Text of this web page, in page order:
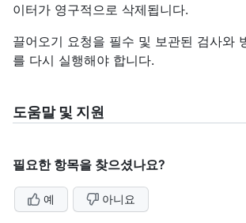
이터가 영구적으로 삭제됩니다.
끌어오기 요청을 필수 및 보관된 검사와
를 다시 실행해야 합니다.
도움말 및 지원
필요한 항목을 찾으셨나요?
예 아니요